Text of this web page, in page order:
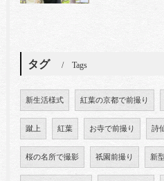
タグ Tags
新生活様式 紅葉の京都で前撮り
蹴上 紅葉 お寺で前撮り 詩
桜の名所で撮影 祇園前撮り 新